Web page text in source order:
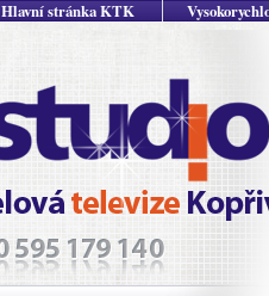
Hlavní stránka KTK